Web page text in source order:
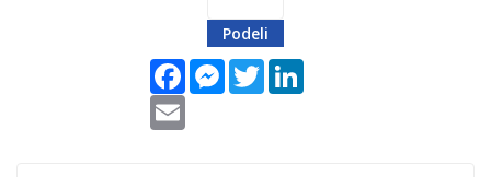
Podeli
FacebookMessenger
Twitter